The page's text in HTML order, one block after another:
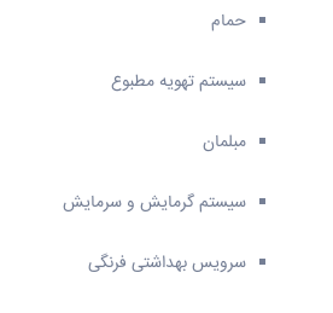
حمام
سیستم تهویه مطبوع
مبلمان
سیستم گرمایش و سرمایش
سرویس بهداشتی فرنگی